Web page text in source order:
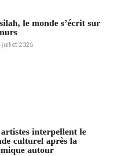
le monde s’écrit sur
juillet 2026
artistes interpellent le
culturel après la
autour